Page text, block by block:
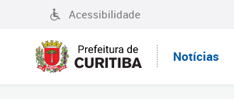
Acessibilidade
Notícias